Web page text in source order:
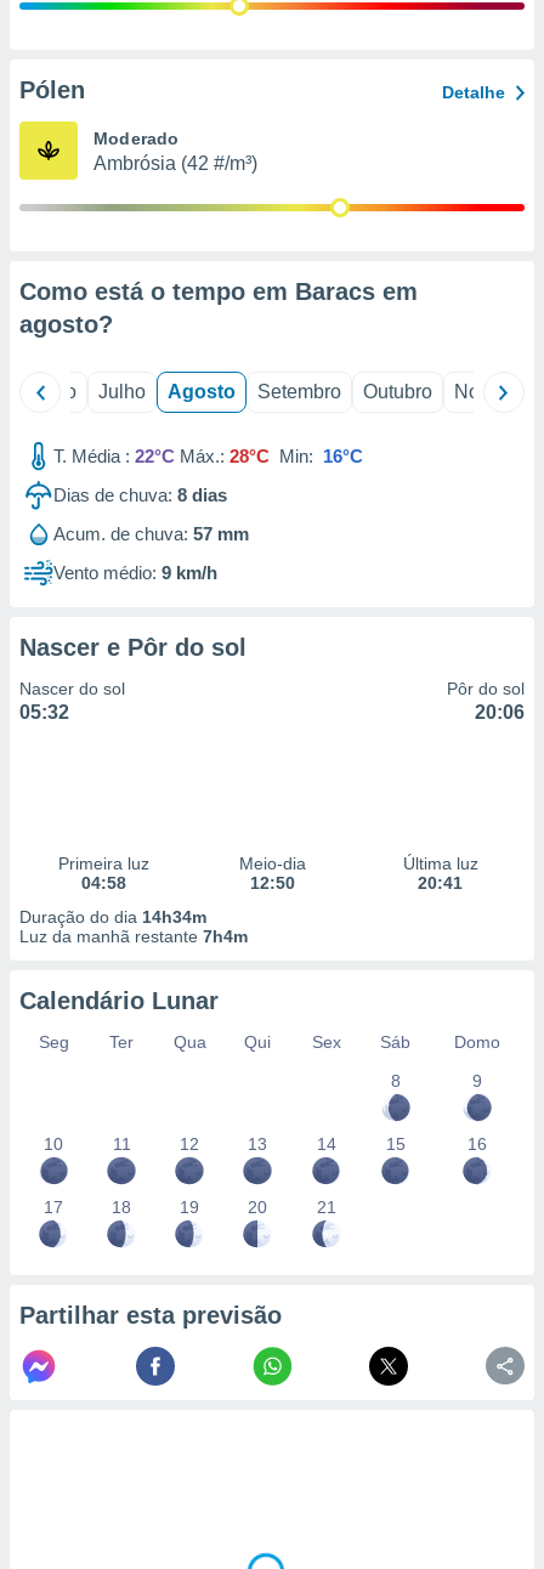
e
de
Pólen Detalhe
Moderado
Ambrósia (42 #/m³)
Como está o tempo em Baracs em
agosto?
Junho Julho Agosto Setembro Outubro Novembro
T. Média : 22°C Máx.: 28°C Min: 16°C
Dias de chuva: 8 dias
Acum. de chuva: 57 mm
Vento médio: 9 km/h
Nascer e Pôr do sol
Nascer do sol
05:32
Pôr do sol
20:06
Primeira luz
04:58
Meio-dia
12:50
Última luz
20:41
Duração do dia 14h34m
Luz da manhã restante 7h4m
Calendário Lunar
Seg Ter Qua Qui Sex Sáb
Domo
8
9
10 11 12 13 14 15 16
17 18 19 20 21
Partilhar esta previsão